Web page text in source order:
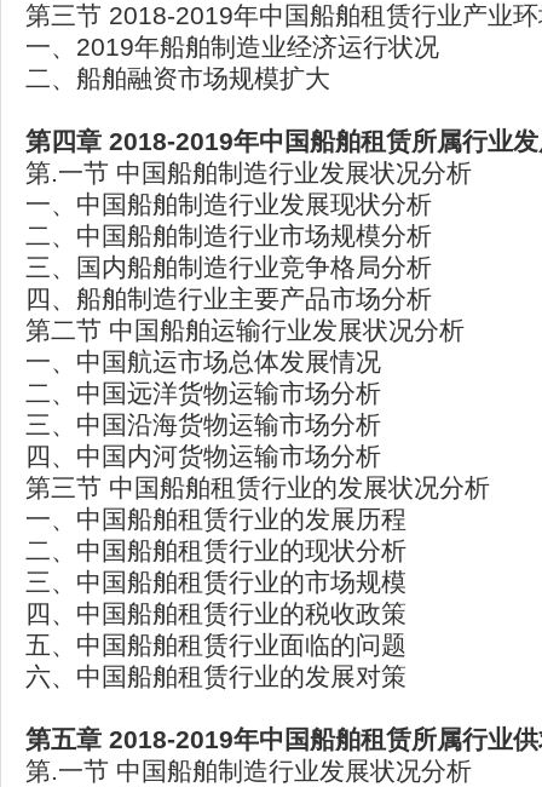
第三节 2018-2019年中国船舶租赁行业产业
一、2019年船舶制造业经济运行状况
二、船舶融资市场规模扩大
第四章 2018-2019年中国船舶租赁所属行业
第.一节 中国船舶制造行业发展状况分析
一、中国船舶制造行业发展现状分析
二、中国船舶制造行业市场规模分析
三、国内船舶制造行业竞争格局分析
四、船舶制造行业主要产品市场分析
第二节 中国船舶运输行业发展状况分析
一、中国航运市场总体发展情况
二、中国远洋货物运输市场分析
三、中国沿海货物运输市场分析
四、中国内河货物运输市场分析
第三节 中国船舶租赁行业的发展状况分析
一、中国船舶租赁行业的发展历程
二、中国船舶租赁行业的现状分析
三、中国船舶租赁行业的市场规模
四、中国船舶租赁行业的税收政策
五、中国船舶租赁行业面临的问题
六、中国船舶租赁行业的发展对策
第五章 2018-2019年中国船舶租赁所属行业
第.一节 中国船舶制造行业发展状况分析